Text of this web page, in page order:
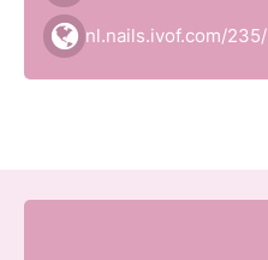
nl.nails.ivof.com/235/